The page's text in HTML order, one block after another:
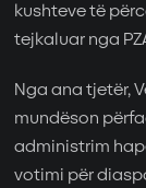
kushteve të
tejkaluar nga
Nga ana tjetër,
mundëson
administrim
votimi për